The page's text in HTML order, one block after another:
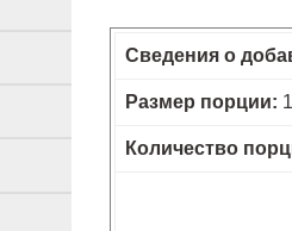
Сведения о
Размер порции:
Количество